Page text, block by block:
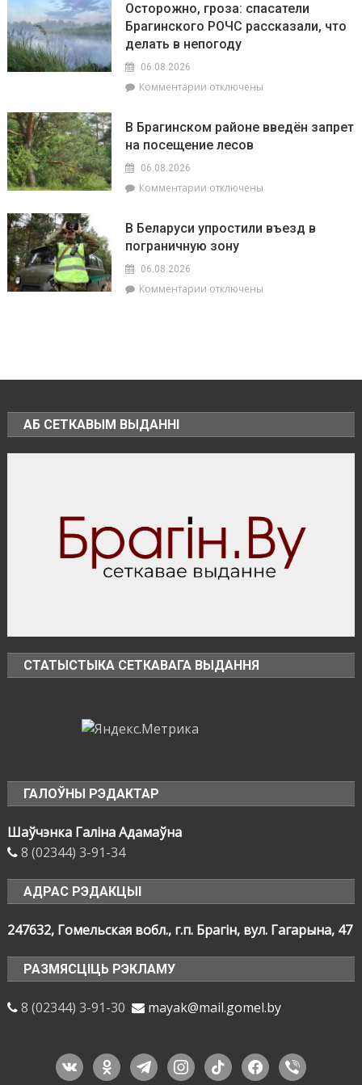
ставит
рекорды.
На
побит
месячный
рекорд
августа
Осторожно, гроза: спасатели
Брагинского РОЧС рассказали, что
делать в непогоду
06.08.2026
Комментарии к
гроза:
спасатели
рассказали,
делать
непогоду
отключены
В Брагинском районе введён запрет
на посещение лесов
06.08.2026
Комментарии к
Брагинском
районе
на
отключены
В Беларуси упростили въезд в
пограничную зону
06.08.2026
Комментарии к
в
зону
отключены
АБ СЕТКАВЫМ ВЫДАННІ
СТАТЫСТЫКА СЕТКАВАГА ВЫДАННЯ
ГАЛОЎНЫ РЭДАКТАР
Шаўчэнка Галіна Адамаўна
8 (02344) 3-91-34
АДРАС РЭДАКЦЫІ
247632, Гомельская вобл., г.п. Брагін, вул. Гагарына, 47
РАЗМЯСЦІЦЬ РЭКЛАМУ
8 (02344) 3-91-30 mayak@mail.gomel.by
vkontakteodnoklassniki
telegraminstagram
tiktok facebook
viber